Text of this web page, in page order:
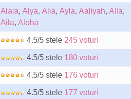
Alaia, Alya, Alia, Ayla, Aaliyah, Alla,
Aila, Aloha
4.5/5 stele 245 voturi
4.5/5 stele 180 voturi
4.5/5 stele 176 voturi
4.5/5 stele 177 voturi